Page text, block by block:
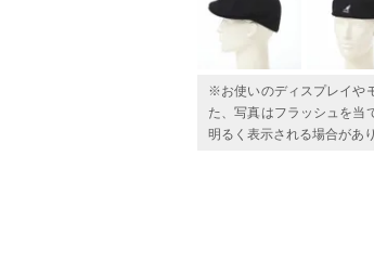
※お使いのディスプレイや
た、写真はフラッシュを当
明るく表示される場合があり